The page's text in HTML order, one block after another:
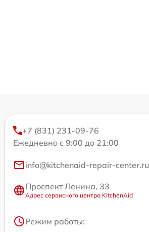
+7 (831) 231-09-76
Ежедневно с 9:00 до 21:00
info@kitchenaid-repair-center.ru
Проспект Ленина, 33
Адрес сервисного центра KitchenAid
Режим работы: